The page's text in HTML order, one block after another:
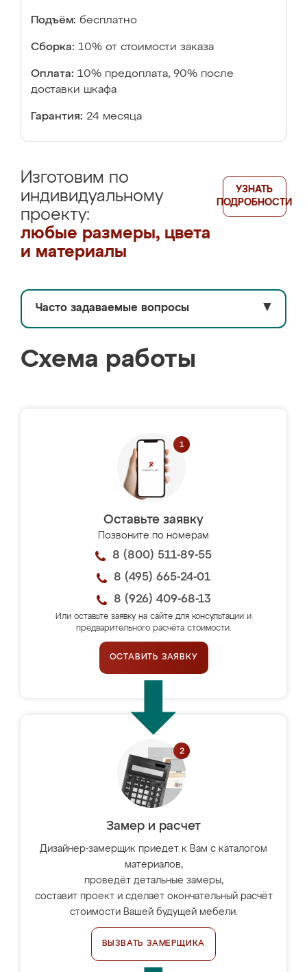
Подъём: бесплатно
Сборка: 10% от стоимости заказа
Оплата: 10% предоплата, 90% после
доставки шкафа
Гарантия: 24 месяца
Изготовим по
индивидуальному
проекту:
любые размеры, цвета
и материалы
УЗНАТЬ
ПОДРОБНОСТИ
Часто задаваемые вопросы ▼
Схема работы
Оставьте заявку
Позвоните по номерам
8 (800) 511-89-55
8 (495) 665-24-01
8 (926) 409-68-13
Или оставьте заявку на сайте для консультации и
предварительного расчёта стоимости.
ОСТАВИТЬ ЗАЯВКУ
Замер и расчет
Дизайнер-замерщик приедет к Вам с каталогом
материалов,
проведёт детальные замеры,
составит проект и сделает окончательный расчёт
стоимости Вашей будущей мебели.
ВЫЗВАТЬ ЗАМЕРЩИКА